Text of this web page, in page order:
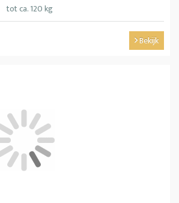
tot ca. 120 kg
Bekijk